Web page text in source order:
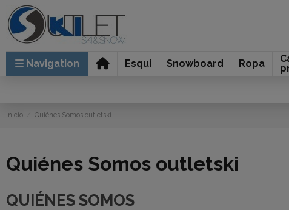
Navigation Esqui Snowboard Ropa
Inicio Quiénes Somos outletski
Quiénes Somos outletski
QUIÉNES SOMOS